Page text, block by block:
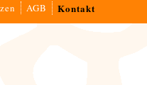
AGB Kontakt